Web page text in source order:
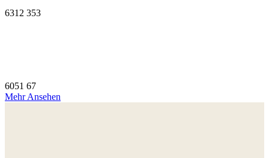
6312 353
6051 67
Mehr Ansehen